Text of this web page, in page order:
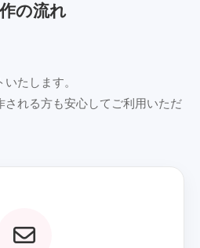
の流れ
たします。
される方も安心してご利用いただ